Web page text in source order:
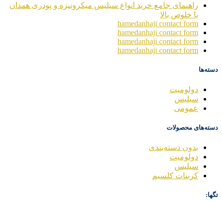
راهنمای جامع خرید انواع سیلیس میکرونیزه و پودری همدان
با خلوص بالا
hamedanhaji contact form
hamedanhaji contact form
hamedanhaji contact form
hamedanhaji contact form
دسته‌ها
دولومیت
سیلیس
عمومی
دسته‌های محصولات
بدون دسته‌بندی
دولومیت
سیلیس
کربنات کلسیم
تگها: